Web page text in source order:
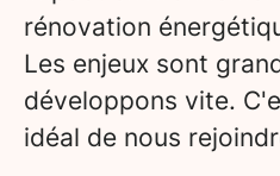
rénovation
Les enjeux sont
développons vite.
idéal de nous